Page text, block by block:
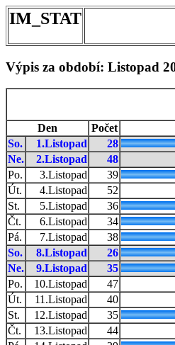
IM_STAT
Výpis za období: Listopad
Den Počet
So.
1.Listopad 28
Ne.
2.Listopad 48
Po.
3.Listopad 39
Út.
4.Listopad 52
St.
5.Listopad 36
Čt.
6.Listopad 34
Pá.
7.Listopad 38
So.
8.Listopad 26
Ne.
9.Listopad 35
Po.
10.Listopad 47
Út.
11.Listopad 40
St.
12.Listopad 35
Čt.
13.Listopad 44